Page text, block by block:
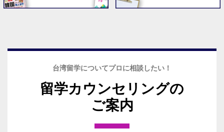
台湾留学についてプロに相談したい！
留学カウンセリングの
ご案内